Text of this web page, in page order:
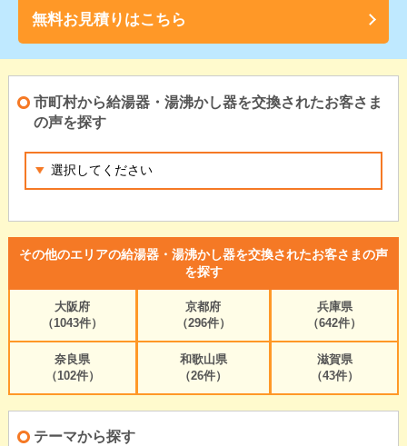
無料お見積りはこちら
市町村から給湯器・湯沸かし器を交換されたお客さま
の声を探す
その他のエリアの給湯器・湯沸かし器を交換されたお客さまの声
を探す
大阪府
（1043件）
京都府
（296件）
兵庫県
（642件）
奈良県
（102件）
和歌山県
（26件）
滋賀県
（43件）
テーマから探す